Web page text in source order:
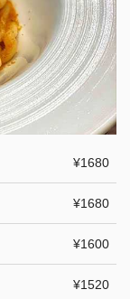
¥1680
¥1680
¥1600
¥1520